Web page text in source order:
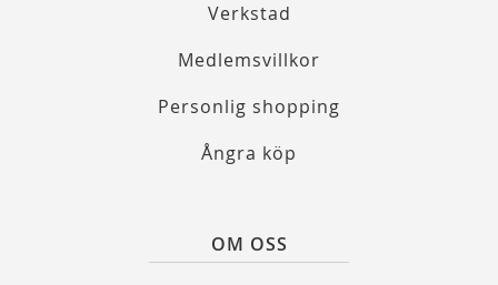
Verkstad
Medlemsvillkor
Personlig shopping
Ångra köp
OM OSS